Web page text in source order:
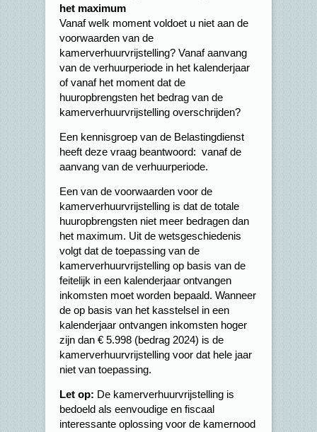
het maximum
Vanaf welk moment voldoet u niet aan de
voorwaarden van de
kamerverhuurvrijstelling? Vanaf aanvang
van de verhuurperiode in het kalenderjaar
of vanaf het moment dat de
huuropbrengsten het bedrag van de
kamerverhuurvrijstelling overschrijden?
Een kennisgroep van de Belastingdienst
heeft deze vraag beantwoord: vanaf de
aanvang van de verhuurperiode.
Een van de voorwaarden voor de
kamerverhuurvrijstelling is dat de totale
huuropbrengsten niet meer bedragen dan
het maximum. Uit de wetsgeschiedenis
volgt dat de toepassing van de
kamerverhuurvrijstelling op basis van de
feitelijk in een kalenderjaar ontvangen
inkomsten moet worden bepaald. Wanneer
de op basis van het kasstelsel in een
kalenderjaar ontvangen inkomsten hoger
zijn dan € 5.998 (bedrag 2024) is de
kamerverhuurvrijstelling voor dat hele jaar
niet van toepassing.
Let op: De kamerverhuurvrijstelling is
bedoeld als eenvoudige en fiscaal
interessante oplossing voor de kamernood